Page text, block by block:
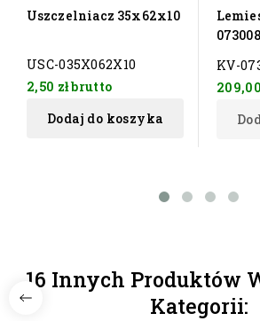
Uszczelniacz 35x62x10
USC-035X062X10
2,50 złbrutto
Dodaj do koszyka
073008
KV-
16 Innych Produktów
Kategorii: